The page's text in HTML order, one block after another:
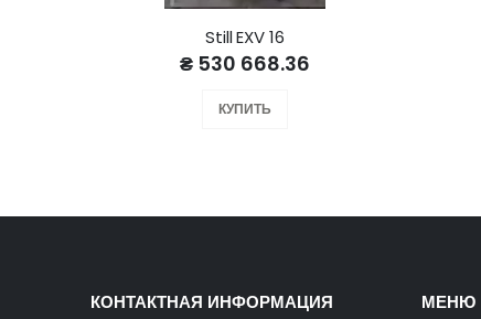
Still EXV 16
₴ 530 668.36
КУПИТЬ
КОНТАКТНАЯ ИНФОРМАЦИЯ МЕНЮ